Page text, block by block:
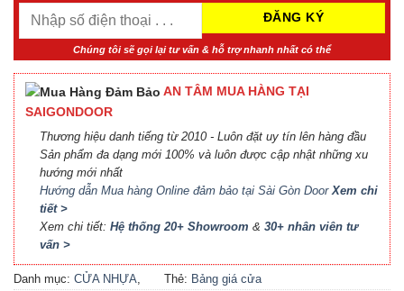
Chúng tôi sẽ gọi lại tư vấn & hỗ trợ nhanh nhất có thể
AN TÂM MUA HÀNG TẠI
SAIGONDOOR
Thương hiệu danh tiếng từ 2010 - Luôn đặt uy tín lên hàng đầu
Sản phẩm đa dạng mới 100% và luôn được cập nhật những xu
hướng mới nhất
Hướng dẫn Mua hàng Online đảm bảo tại Sài Gòn DoorXem chi
tiết >
Xem chi tiết: Hệ thống 20+ Showroom & 30+ nhân viên tư
vấn >
Danh mục: CỬA NHỰA,
Thẻ: Bảng giá cửa